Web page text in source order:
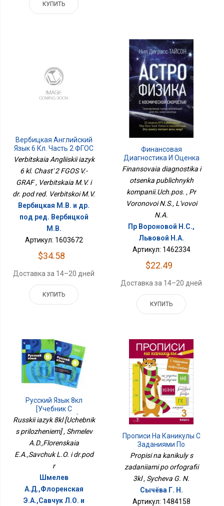
КУПИТЬ
Вербицкая Английский
Язык 6 Кл. Часть 2 ФГОС
В.-ГРАФ
Verbitskaia Angliiskii iazyk
6 kl. Chast' 2 FGOS V.-
GRAF , Verbitskaia M.V. i
dr. pod red. Verbitskoi M.V.
Вербицкая М.В. и др.
под ред. Вербицкой
М.В.
Артикул: 1603672
$34.58
Доставка за 14–20 дней
КУПИТЬ
Финансовая
Диагностика И Оценка
Публичных
Компаний.Уч.пос.
Finansovaia diagnostika i
otsenka publichnykh
kompanii.Uch.pos. , Pr
Voronovoi N.S., L'vovoi
N.A.
Пр Вороновой Н.С.,
Львовой Н.А.
Артикул: 1462334
$22.49
Доставка за 14–20 дней
КУПИТЬ
Русский Язык 8кл
[Учебник С
Приложением]
Russkii iazyk 8kl [Uchebnik
s prilozheniem] , Shmelev
A.D.,Florenskaia
E.A.,Savchuk L.O. i dr.pod
r
Шмелев
А.Д.,Флоренская
Э.А.,Савчук Л.О. и
Прописи На Каникулы С
Заданиями По
Орфографии 3кл
Propisi na kanikuly s
zadaniiami po orfografii
3kl , Sycheva G. N.
Сычёва Г. Н.
Артикул: 1484158